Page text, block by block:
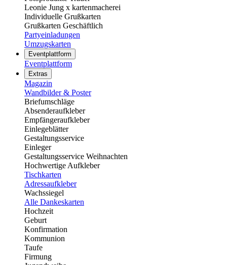
Leonie Jung x kartenmacherei
Individuelle Grußkarten
Grußkarten Geschäftlich
Partyeinladungen
Umzugskarten
Eventplattform
Eventplattform
Extras
Magazin
Wandbilder & Poster
Briefumschläge
Absenderaufkleber
Empfängeraufkleber
Einlegeblätter
Gestaltungsservice
Einleger
Gestaltungsservice Weihnachten
Hochwertige Aufkleber
Tischkarten
Adressaufkleber
Wachssiegel
Alle Dankeskarten
Hochzeit
Geburt
Konfirmation
Kommunion
Taufe
Firmung